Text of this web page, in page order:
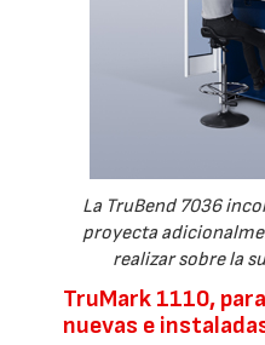
La TruBend 7036
proyecta
realizar sobre la
TruMark 1110,
nuevas e